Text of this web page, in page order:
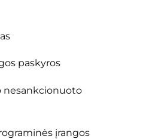
paskyros
nesankcionuoto
įrangos